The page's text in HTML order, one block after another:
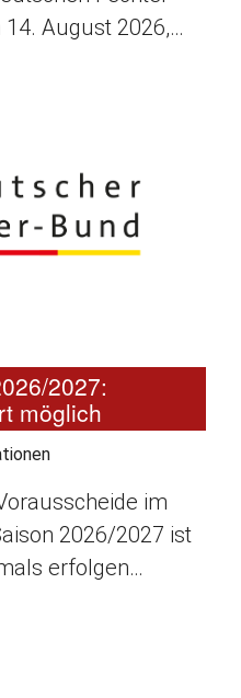
14. August 2026,…
2027:
möglich
im
2026/2027 ist
erfolgen…